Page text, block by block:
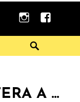
instagramfacebook
A …